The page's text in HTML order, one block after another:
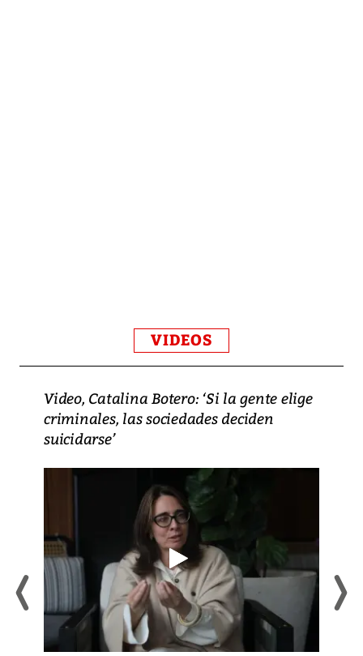
VIDEOS
Video, Catalina Botero: ‘Si la gente elige
criminales, las sociedades deciden
suicidarse’